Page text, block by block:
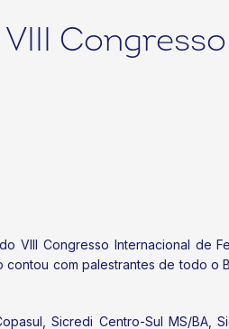
VIII Congresso Internacional de
com palestrantes de todo
Sicredi Centro-Sul MS/BA,